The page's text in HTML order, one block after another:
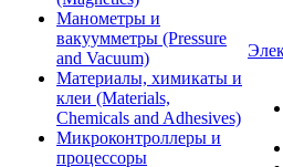
Манометры и
вакуумметры (Pressure
and Vacuum)
Материалы, химикаты и
клеи (Materials,
Chemicals and Adhesives)
Микроконтроллеры и
процессоры